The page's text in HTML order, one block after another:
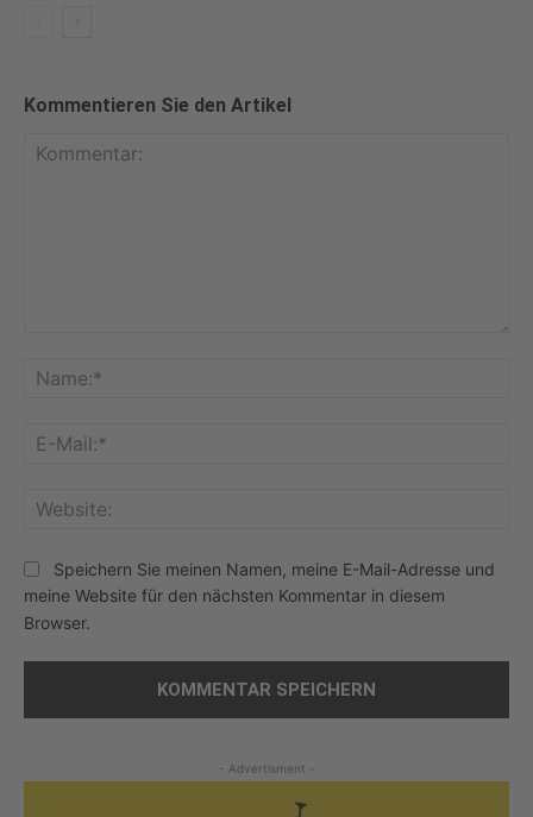
Kommentieren Sie den Artikel
Speichern Sie meinen Namen, meine E-Mail-Adresse und
meine Website für den nächsten Kommentar in diesem
Browser.
- Advertisment -